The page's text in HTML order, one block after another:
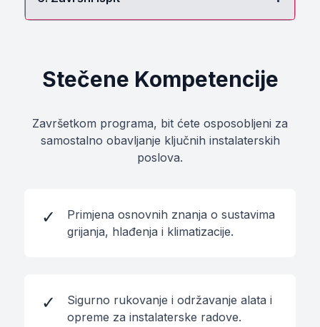
spajanje i servisiranje.
dio instalacije.
Stečene Kompetencije
Završetkom programa, bit ćete osposobljeni za
samostalno obavljanje ključnih instalaterskih
poslova.
✓
Primjena osnovnih znanja o sustavima
grijanja, hlađenja i klimatizacije.
✓
Sigurno rukovanje i održavanje alata i
opreme za instalaterske radove.